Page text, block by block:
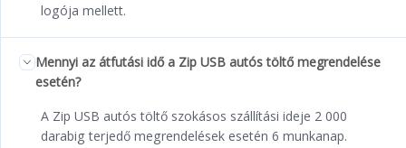
logója mellett.
Mennyi az átfutási idő a Zip USB autós töltő megrendelése
esetén?
A Zip USB autós töltő szokásos szállítási ideje 2 000
darabig terjedő megrendelések esetén 6 munkanap.